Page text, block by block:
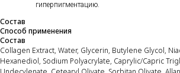
гиперпигментацию.
Состав
Способ применения
Состав
Collagen Extract, Water, Glycerin, Butylene Glycol,
Hexanediol, Sodium Polyacrylate, Caprylic/Capric